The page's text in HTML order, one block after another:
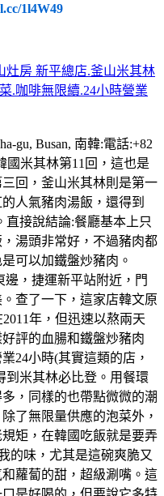
1l4W49
灶房 新平總店.釜山米其林
.咖啡無限續.24小時營業
gu, Busan, 南韓:電話:+82
國米其林第11回，這也是
回，釜山米其林則是第一
人氣豬肉湯飯，還得到
直接說結論:餐廳基本上只
湯頭非常好，不過豬肉都
可以加鐵盤炒豬肉。
，捷運新平站附近，門
查了一下，這家店韓文原
年，但迅速以熬兩天
評的血腸和鐵盤炒豬肉
24小時(其實這類的店，
到米其林必比登。用餐環
，同樣的也帶點微微的潮
了無限量供應的泡菜外，
矩，在韓國吃飯就是要弄
的味，尤其是這碗爽脆又
蘿蔔的甜，超級涮嘴。這